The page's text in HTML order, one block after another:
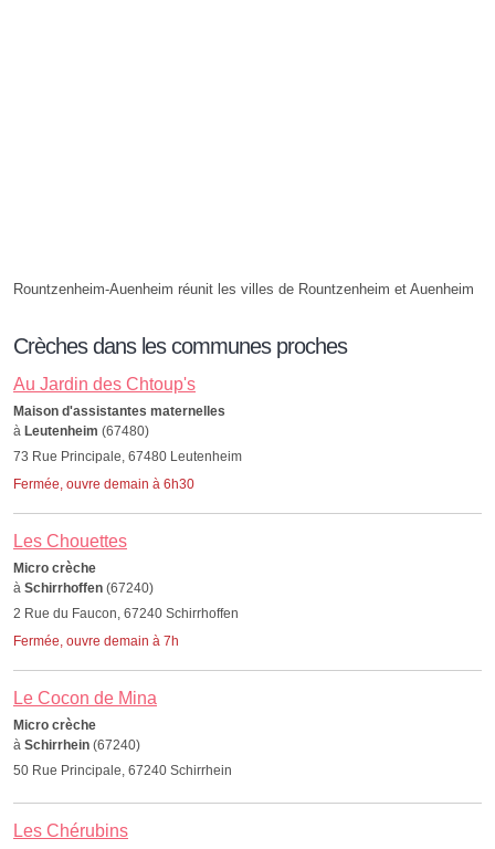
Rountzenheim-Auenheim réunit les villes de Rountzenheim et Auenheim
Crèches dans les communes proches
Au Jardin des Chtoup's
Maison d'assistantes maternelles
à Leutenheim (67480)
73 Rue Principale, 67480 Leutenheim
Fermée, ouvre demain à 6h30
Les Chouettes
Micro crèche
à Schirrhoffen (67240)
2 Rue du Faucon, 67240 Schirrhoffen
Fermée, ouvre demain à 7h
Le Cocon de Mina
Micro crèche
à Schirrhein (67240)
50 Rue Principale, 67240 Schirrhein
Les Chérubins